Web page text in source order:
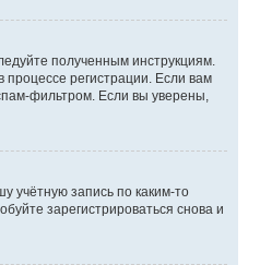
полученным инструкциям.
регистрации. Если вам
фильтром. Если вы уверены,
учётную запись по каким-то
зарегистрироваться снова и